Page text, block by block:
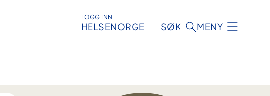
LOGG INN
HELSENORGE SØK MENY